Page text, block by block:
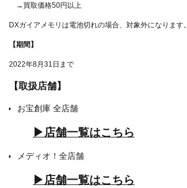
→買取価格50円以上
DXガイアメモリは電池切れの場合、対象外になります。
【期間】
2022年8月31日まで
【取扱店舗】
お宝創庫 全店舗
▶店舗一覧はこちら
メディオ！全店舗
▶店舗一覧はこちら